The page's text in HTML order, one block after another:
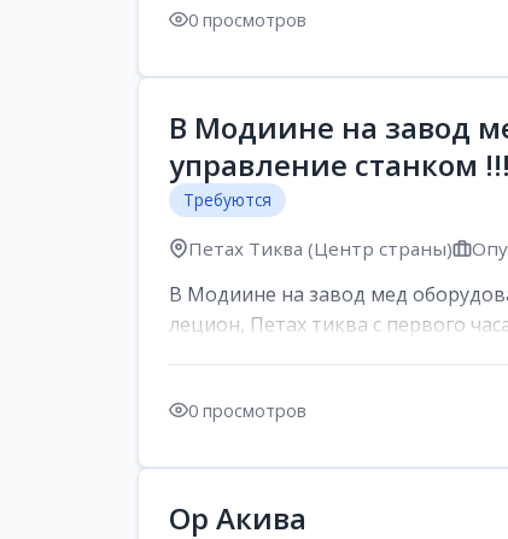
0 просмотров
В Модиине на завод
управление станком !!!
Требуются
Петах Тиква (Центр страны)
В Модиине на завод мед
лецион, Петах тиква с первого
0 просмотров
Ор Акива